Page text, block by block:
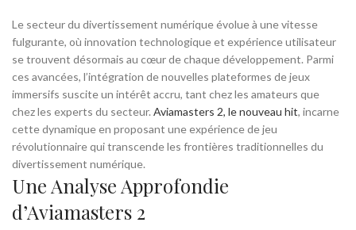
Le secteur du divertissement numérique évolue à une vitesse
fulgurante, où innovation technologique et expérience utilisateur
se trouvent désormais au cœur de chaque développement. Parmi
ces avancées, l’intégration de nouvelles plateformes de jeux
immersifs suscite un intérêt accru, tant chez les amateurs que
chez les experts du secteur. Aviamasters 2, le nouveau hit, incarne
cette dynamique en proposant une expérience de jeu
révolutionnaire qui transcende les frontières traditionnelles du
divertissement numérique.
Une Analyse Approfondie
d’Aviamasters 2